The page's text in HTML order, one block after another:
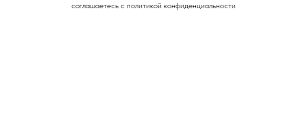
соглашаетесь c политикой конфиденциальности